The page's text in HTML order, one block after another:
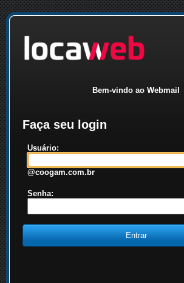
Bem-vindo ao Webmail
Faça seu login
Usuário:
@coogam.com.br
Senha: